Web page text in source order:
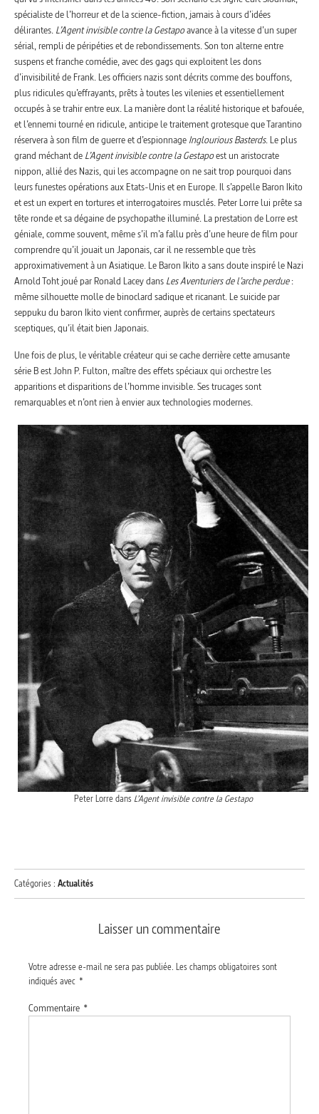
spécialiste de l’horreur et de la science-fiction, jamais à cours d’idées
délirantes. L’Agent invisible contre la Gestapoavance à la vitesse d’un super
sérial, rempli de péripéties et de rebondissements. Son ton alterne entre
suspens et franche comédie, avec des gags qui exploitent les dons
d’invisibilité de Frank. Les officiers nazis sont décrits comme des bouffons,
plus ridicules qu’effrayants, prêts à toutes les vilenies et essentiellement
occupés à se trahir entre eux. La manière dont la réalité historique et bafouée,
et l’ennemi tourné en ridicule, anticipe le traitement grotesque que Tarantino
réservera à son film de guerre et d’espionnage Inglourious Basterds. Le plus
grand méchant de L’Agent invisible contre la Gestapoest un aristocrate
nippon, allié des Nazis, qui les accompagne on ne sait trop pourquoi dans
leurs funestes opérations aux Etats-Unis et en Europe. Il s’appelle Baron Ikito
et est un expert en tortures et interrogatoires musclés. Peter Lorre lui prête sa
tête ronde et sa dégaine de psychopathe illuminé. La prestation de Lorre est
géniale, comme souvent, même s’il m’a fallu près d’une heure de film pour
comprendre qu’il jouait un Japonais, car il ne ressemble que très
approximativement à un Asiatique. Le Baron Ikito a sans doute inspiré le Nazi
Arnold Toht joué par Ronald Lacey dans Les Aventuriers de l’arche perdue:
même silhouette molle de binoclard sadique et ricanant. Le suicide par
seppuku du baron Ikito vient confirmer, auprès de certains spectateurs
sceptiques, qu’il était bien Japonais.
Une fois de plus, le véritable créateur qui se cache derrière cette amusante
série B est John P. Fulton, maître des effets spéciaux qui orchestre les
apparitions et disparitions de l’homme invisible. Ses trucages sont
remarquables et n’ont rien à envier aux technologies modernes.
Peter Lorre dans L’Agent invisible contre la Gestapo
Catégories : Actualités
Laisser un commentaire
Votre adresse e-mail ne sera pas publiée. Les champs obligatoires sont
indiqués avec *
Commentaire *